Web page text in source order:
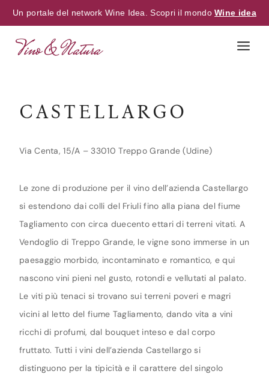
Un portale del network Wine Idea. Scopri il mondoWine idea
CASTELLARGO
Via Centa, 15/A – 33010 Treppo Grande (Udine)
Le zone di produzione per il vino dell’azienda Castellargo
si estendono dai colli del Friuli fino alla piana del fiume
Tagliamento con circa duecento ettari di terreni vitati. A
Vendoglio di Treppo Grande, le vigne sono immerse in un
paesaggio morbido, incontaminato e romantico, e qui
nascono vini pieni nel gusto, rotondi e vellutati al palato.
Le viti più tenaci si trovano sui terreni poveri e magri
vicini al letto del fiume Tagliamento, dando vita a vini
ricchi di profumi, dal bouquet inteso e dal corpo
fruttato. Tutti i vini dell’azienda Castellargo si
distinguono per la tipicità e il carattere del singolo